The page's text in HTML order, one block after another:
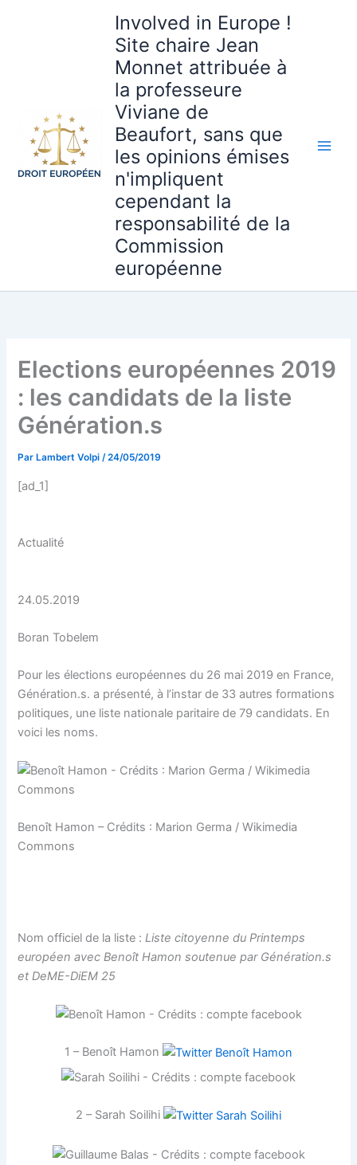
Involved in Europe !
Site chaire Jean
Monnet attribuée à
la professeure
Viviane de
Beaufort, sans que
les opinions émises
n'impliquent
cependant la
responsabilité de la
Commission
européenne
Elections européennes 2019
: les candidats de la liste
Génération.s
Par Lambert Volpi/24/05/2019
[ad_1]
Actualité
24.05.2019
Boran Tobelem
Pour les élections européennes du 26 mai 2019 en France,
Génération.s. a présenté, à l’instar de 33 autres formations
politiques, une liste nationale paritaire de 79 candidats. En
voici les noms.
Benoît Hamon – Crédits : Marion Germa / Wikimedia
Commons
Nom officiel de la liste :Liste citoyenne du Printemps
européen avec Benoît Hamon soutenue par Génération.s
et DeME-DiEM 25
1 – Benoît Hamon
2 – Sarah Soilihi